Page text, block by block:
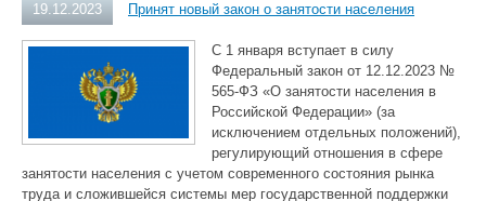
19.12.2023 Принят новый закон о занятости населения
С 1 января вступает в силу
Федеральный закон от 12.12.2023 №
565-ФЗ «О занятости населения в
Российской Федерации» (за
исключением отдельных положений),
регулирующий отношения в сфере
занятости населения с учетом современного состояния рынка
труда и сложившейся системы мер государственной поддержки